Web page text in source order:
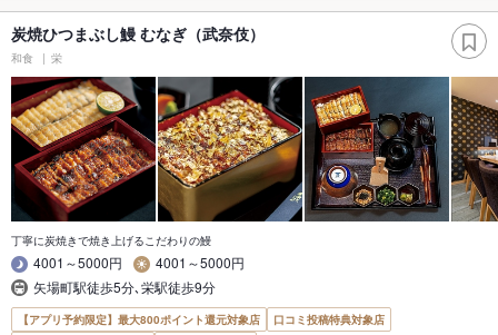
炭焼ひつまぶし鰻 むなぎ（武奈伎）
和食 栄
丁寧に炭焼きで焼き上げるこだわりの鰻
4001～5000円
4001～5000円
矢場町駅徒歩5分､栄駅徒歩9分
【アプリ予約限定】最大800ポイント還元対象店
口コミ投稿特典対象店